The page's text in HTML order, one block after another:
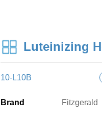
Luteinizing
10-L10B
Brand Fitzgerald